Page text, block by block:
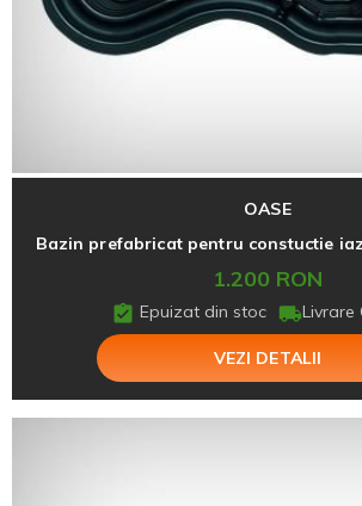
OASE
Bazin prefabricat pentru constuctie
1.200 RON
Epuizat din stoc Livrare
VEZI DETALII